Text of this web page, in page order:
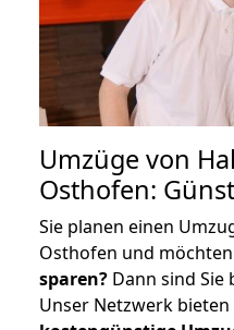
Umzüge von
Osthofen:
Sie planen einen
Osthofen und
sparen? Dann sind Sie
Unser Netzwerk bieten